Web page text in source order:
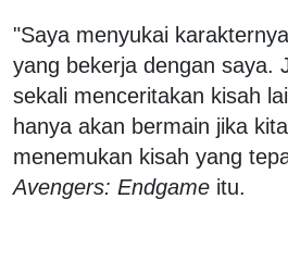
"Saya menyukai
yang bekerja dengan saya.
sekali menceritakan kisah
hanya akan bermain jika
menemukan kisah yang
Avengers: Endgame itu.